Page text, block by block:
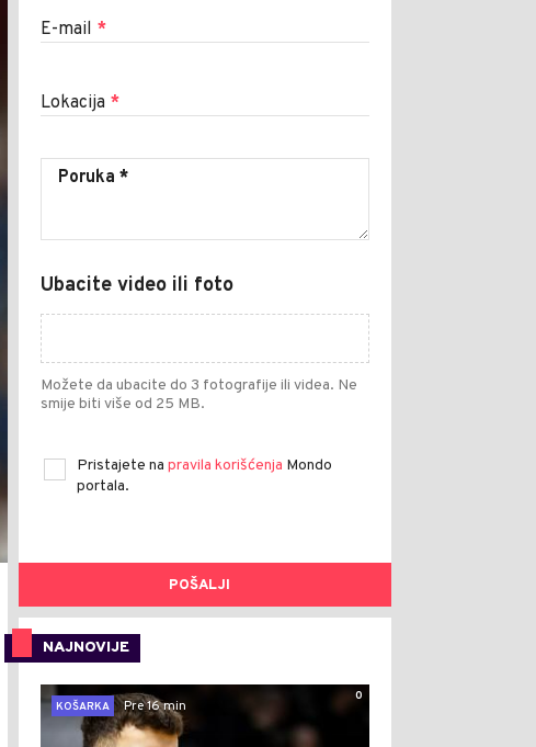
E-mail *
Lokacija *
Ubacite video ili foto
Možete da ubacite do 3 fotografije ili videa. Ne
smije biti više od 25 MB.
Pristajete na pravila korišćenja Mondo
portala.
POŠALJI
NAJNOVIJE
0
KOŠARKA
Pre 16 min